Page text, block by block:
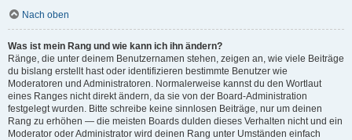
Nach oben
Was ist mein Rang und wie kann ich ihn ändern?
Ränge, die unter deinem Benutzernamen stehen, zeigen an, wie viele Beiträge
du bislang erstellt hast oder identifizieren bestimmte Benutzer wie
Moderatoren und Administratoren. Normalerweise kannst du den Wortlaut
eines Ranges nicht direkt ändern, da sie von der Board-Administration
festgelegt wurden. Bitte schreibe keine sinnlosen Beiträge, nur um deinen
Rang zu erhöhen — die meisten Boards dulden dieses Verhalten nicht und ein
Moderator oder Administrator wird deinen Rang unter Umständen einfach